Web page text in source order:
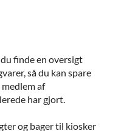
finde en oversigt
så du kan spare
af
har gjort.
og bager til kiosker